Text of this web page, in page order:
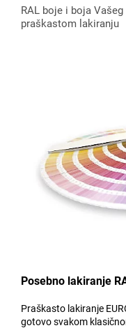
RAL boje i boja
praškastom lakiranju
Posebno lakiranje
Praškasto lakiranje
gotovo svakom